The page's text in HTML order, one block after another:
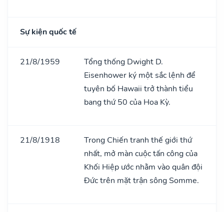
Sự kiện quốc tế
21/8/1959
Tổng thống Dwight D.
Eisenhower ký một sắc lệnh để
tuyên bố Hawaii trở thành tiểu
bang thứ 50 của Hoa Kỳ.
21/8/1918
Trong Chiến tranh thế giới thứ
nhất, mở màn cuộc tấn công của
Khối Hiệp ước nhằm vào quân đội
Đức trên mặt trận sông Somme.